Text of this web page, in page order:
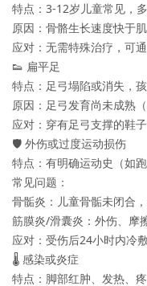
特点：3-12岁儿童常见，
原因：骨骼生长速度快于
应对：无需特殊治疗，可
👟 扁平足
特点：足弓塌陷或消失，
原因：足弓发育尚未成熟
应对：穿有足弓支撑的鞋
🛡️ 外伤或过度运动损伤
特点：有明确运动史（如
常见问题：
骨骺炎：儿童骨骺未闭合
筋膜炎/滑囊炎：外伤、摩
应对：受伤后24小时内冷
🌡️ 感染或炎症
特点：脚部红肿、发热、